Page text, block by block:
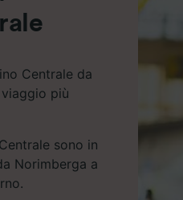
Centrale da
più
sono in
Norimberga a